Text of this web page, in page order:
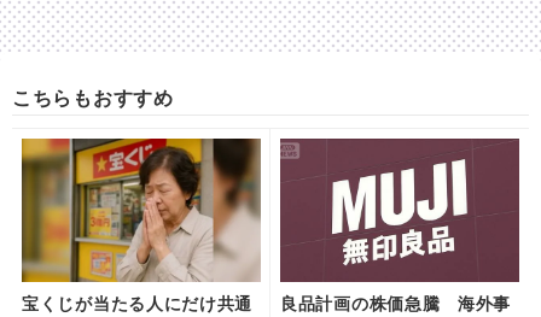
こちらもおすすめ
宝くじが当たる人にだけ共通
良品計画の株価急騰 海外事